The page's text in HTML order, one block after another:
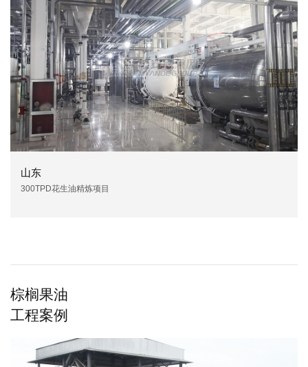
山东
300TPD花生油精炼项目
棕榈果油
工程案例